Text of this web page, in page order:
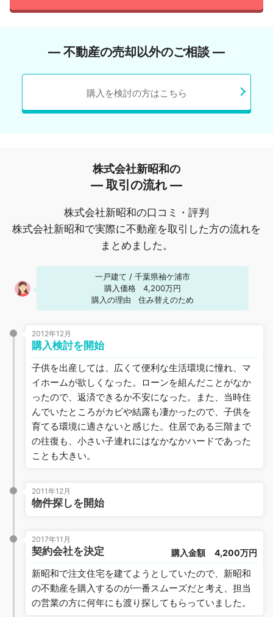
― 不動産の売却以外のご相談 ―
購入を検討の方はこちら
株式会社新昭和の
― 取引の流れ ―
株式会社新昭和の口コミ・評判
株式会社新昭和で実際に不動産を取引した方の流れを
まとめました。
一戸建て / 千葉県袖ケ浦市
購入価格
4,200万円
購入の理由
住み替えのため
2012年12月
購入検討を開始
子供を出産しては、広くて便利な生活環境に憧れ、マ
イホームが欲しくなった。ローンを組んだことがなか
ったので、返済できるか不安になった。また、当時住
んでいたところがカビや結露も凄かったので、子供を
育てる環境に適さないと感じた。住居である三階まで
の往復も、小さい子連れにはなかなかハードであった
ことも大きい。
2011年12月
物件探しを開始
2017年11月
契約会社を決定 購入金額 4,200万円
新昭和で注文住宅を建てようとしていたので、新昭和
の不動産を購入するのが一番スムーズだと考え、担当
の営業の方に何年にも渡り探してもらっていました。